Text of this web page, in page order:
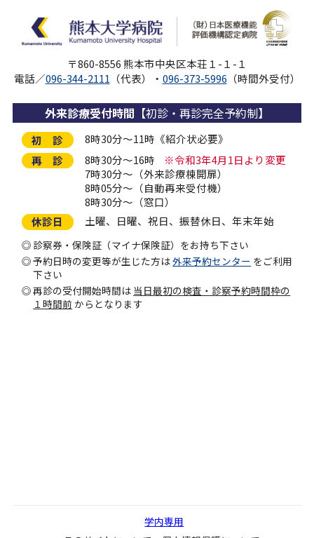
〒860-8556 熊本市中央区本荘１-１-１
電話／096-344-2111 （代表）・ 096-373-5996 （時間外受付）
外来診療受付時間 【初診・再診完全予約制】
初 診
8時30分～11時《紹介状必要》
再 診
8時30分～16時
※令和3年4月1日より変更
7時30分～（外来診療棟開扉）
8時05分～（自動再来受付機）
8時30分～（窓口）
休診日
土曜、日曜、祝日、振替休日、年末年始
診察券・保険証（マイナ保険証）をお持ち下さい
予約日時の変更等が生じた方は外来予約センター をご利用
下さい
再診の受付開始時間は 当日最初の検査・診察予約時間枠の
１時間前 からとなります
学内専用